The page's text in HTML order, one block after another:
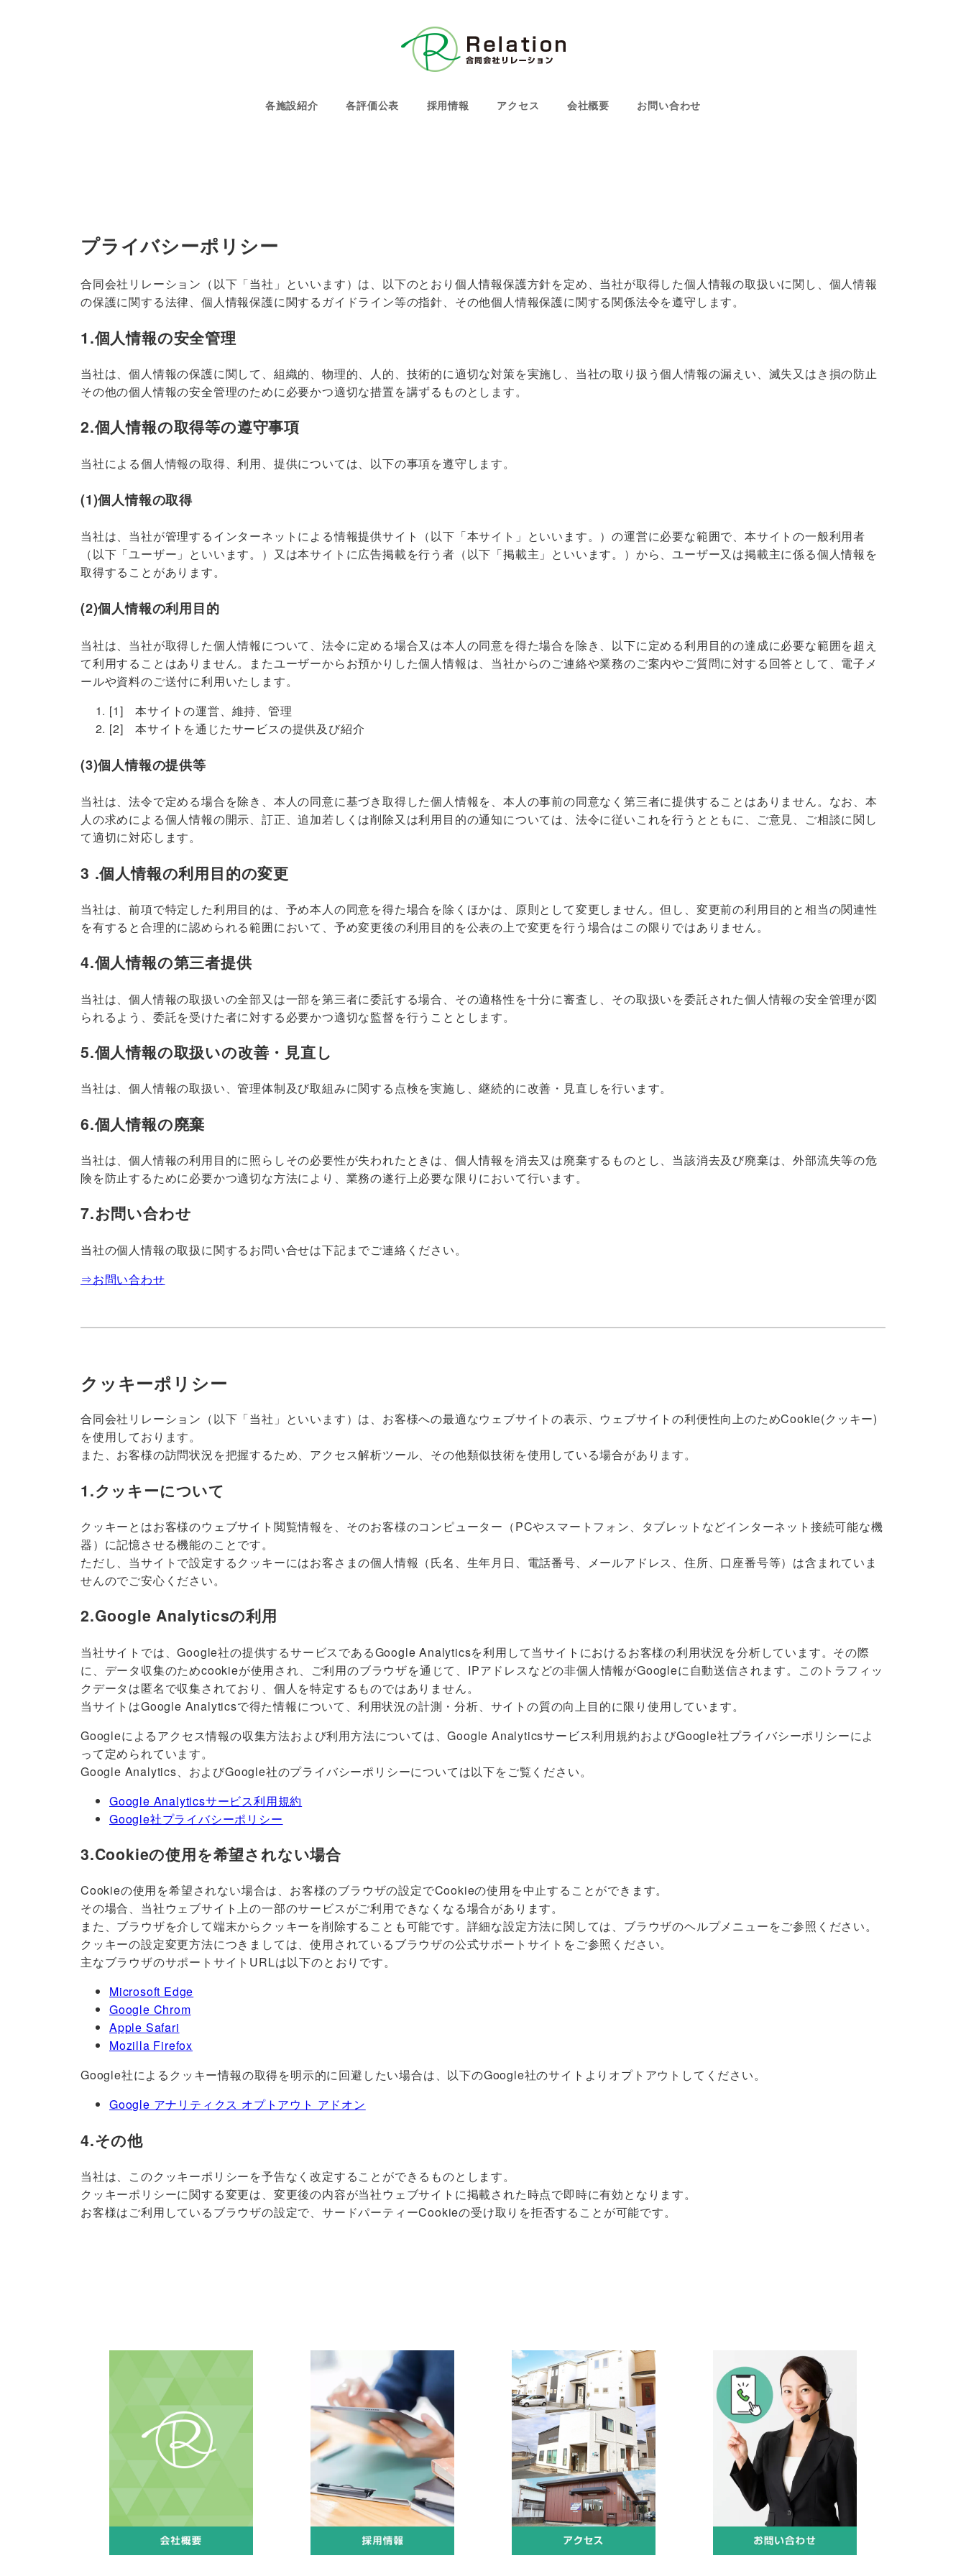
各施設紹介 各評価公表 採用情報 アクセス 会社概要 お問い合わせ
プライバシーポリシー
合同会社リレーション（以下「当社」といいます）は、以下のとおり個人情報保護方針を定め、当社が取得した個人情報の取扱いに関し、個人情報
の保護に関する法律、個人情報保護に関するガイドライン等の指針、その他個人情報保護に関する関係法令を遵守します。
1.個人情報の安全管理
当社は、個人情報の保護に関して、組織的、物理的、人的、技術的に適切な対策を実施し、当社の取り扱う個人情報の漏えい、滅失又はき損の防止
その他の個人情報の安全管理のために必要かつ適切な措置を講ずるものとします。
2.個人情報の取得等の遵守事項
当社による個人情報の取得、利用、提供については、以下の事項を遵守します。
(1)個人情報の取得
当社は、当社が管理するインターネットによる情報提供サイト（以下「本サイト」といいます。）の運営に必要な範囲で、本サイトの一般利用者
（以下「ユーザー」といいます。）又は本サイトに広告掲載を行う者（以下「掲載主」といいます。）から、ユーザー又は掲載主に係る個人情報を
取得することがあります。
(2)個人情報の利用目的
当社は、当社が取得した個人情報について、法令に定める場合又は本人の同意を得た場合を除き、以下に定める利用目的の達成に必要な範囲を超え
て利用することはありません。またユーザーからお預かりした個人情報は、当社からのご連絡や業務のご案内やご質問に対する回答として、電子メ
ールや資料のご送付に利用いたします。
[1] 本サイトの運営、維持、管理
[2] 本サイトを通じたサービスの提供及び紹介
(3)個人情報の提供等
当社は、法令で定める場合を除き、本人の同意に基づき取得した個人情報を、本人の事前の同意なく第三者に提供することはありません。なお、本
人の求めによる個人情報の開示、訂正、追加若しくは削除又は利用目的の通知については、法令に従いこれを行うとともに、ご意見、ご相談に関し
て適切に対応します。
3 .個人情報の利用目的の変更
当社は、前項で特定した利用目的は、予め本人の同意を得た場合を除くほかは、原則として変更しません。但し、変更前の利用目的と相当の関連性
を有すると合理的に認められる範囲において、予め変更後の利用目的を公表の上で変更を行う場合はこの限りではありません。
4.個人情報の第三者提供
当社は、個人情報の取扱いの全部又は一部を第三者に委託する場合、その適格性を十分に審査し、その取扱いを委託された個人情報の安全管理が図
られるよう、委託を受けた者に対する必要かつ適切な監督を行うこととします。
5.個人情報の取扱いの改善・見直し
当社は、個人情報の取扱い、管理体制及び取組みに関する点検を実施し、継続的に改善・見直しを行います。
6.個人情報の廃棄
当社は、個人情報の利用目的に照らしその必要性が失われたときは、個人情報を消去又は廃棄するものとし、当該消去及び廃棄は、外部流失等の危
険を防止するために必要かつ適切な方法により、業務の遂行上必要な限りにおいて行います。
7.お問い合わせ
当社の個人情報の取扱に関するお問い合せは下記までご連絡ください。
⇒お問い合わせ
クッキーポリシー
合同会社リレーション（以下「当社」といいます）は、お客様への最適なウェブサイトの表示、ウェブサイトの利便性向上のためCookie(クッキー)
を使用しております。
また、お客様の訪問状況を把握するため、アクセス解析ツール、その他類似技術を使用している場合があります。
1.クッキーについて
クッキーとはお客様のウェブサイト閲覧情報を、そのお客様のコンピューター（PCやスマートフォン、タブレットなどインターネット接続可能な機
器）に記憶させる機能のことです。
ただし、当サイトで設定するクッキーにはお客さまの個人情報（氏名、生年月日、電話番号、メールアドレス、住所、口座番号等）は含まれていま
せんのでご安心ください。
2.Google Analyticsの利用
当社サイトでは、Google社の提供するサービスであるGoogle Analyticsを利用して当サイトにおけるお客様の利用状況を分析しています。その際
に、データ収集のためcookieが使用され、ご利用のブラウザを通じて、IPアドレスなどの非個人情報がGoogleに自動送信されます。このトラフィッ
クデータは匿名で収集されており、個人を特定するものではありません。
当サイトはGoogle Analyticsで得た情報について、利用状況の計測・分析、サイトの質の向上目的に限り使用しています。
Googleによるアクセス情報の収集方法および利用方法については、Google Analyticsサービス利用規約およびGoogle社プライバシーポリシーによ
って定められています。
Google Analytics、およびGoogle社のプライバシーポリシーについては以下をご覧ください。
Google Analyticsサービス利用規約
Google社プライバシーポリシー
3.Cookieの使用を希望されない場合
Cookieの使用を希望されない場合は、お客様のブラウザの設定でCookieの使用を中止することができます。
その場合、当社ウェブサイト上の一部のサービスがご利用できなくなる場合があります。
また、ブラウザを介して端末からクッキーを削除することも可能です。詳細な設定方法に関しては、ブラウザのヘルプメニューをご参照ください。
クッキーの設定変更方法につきましては、使用されているブラウザの公式サポートサイトをご参照ください。
主なブラウザのサポートサイトURLは以下のとおりです。
Microsoft Edge
Google Chrom
Apple Safari
Mozilla Firefox
Google社によるクッキー情報の取得を明示的に回避したい場合は、以下のGoogle社のサイトよりオプトアウトしてください。
Google アナリティクス オプトアウト アドオン
4.その他
当社は、このクッキーポリシーを予告なく改定することができるものとします。
クッキーポリシーに関する変更は、変更後の内容が当社ウェブサイトに掲載された時点で即時に有効となります。
お客様はご利用しているブラウザの設定で、サードパーティーCookieの受け取りを拒否することが可能です。